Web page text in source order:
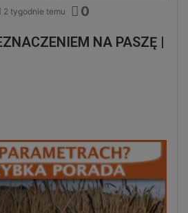
2 tygodnie temu 0
NA PASZĘ |